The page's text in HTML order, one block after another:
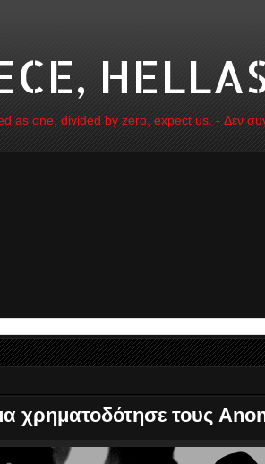
one, divided by zero, expect us. - Δεν
χρηματοδότησε τους